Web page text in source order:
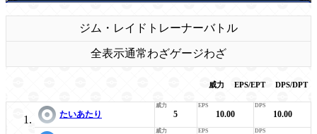
ジム・レイド トレーナーバトル
全表示通常わざゲージわざ
威力 EPS/EPT DPS/DPT
たいあたり 5 10.00 10.00